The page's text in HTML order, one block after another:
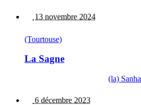
13 novembre 2024
(Tourtouse)
La Sagne
(la) Sanha
6 décembre 2023